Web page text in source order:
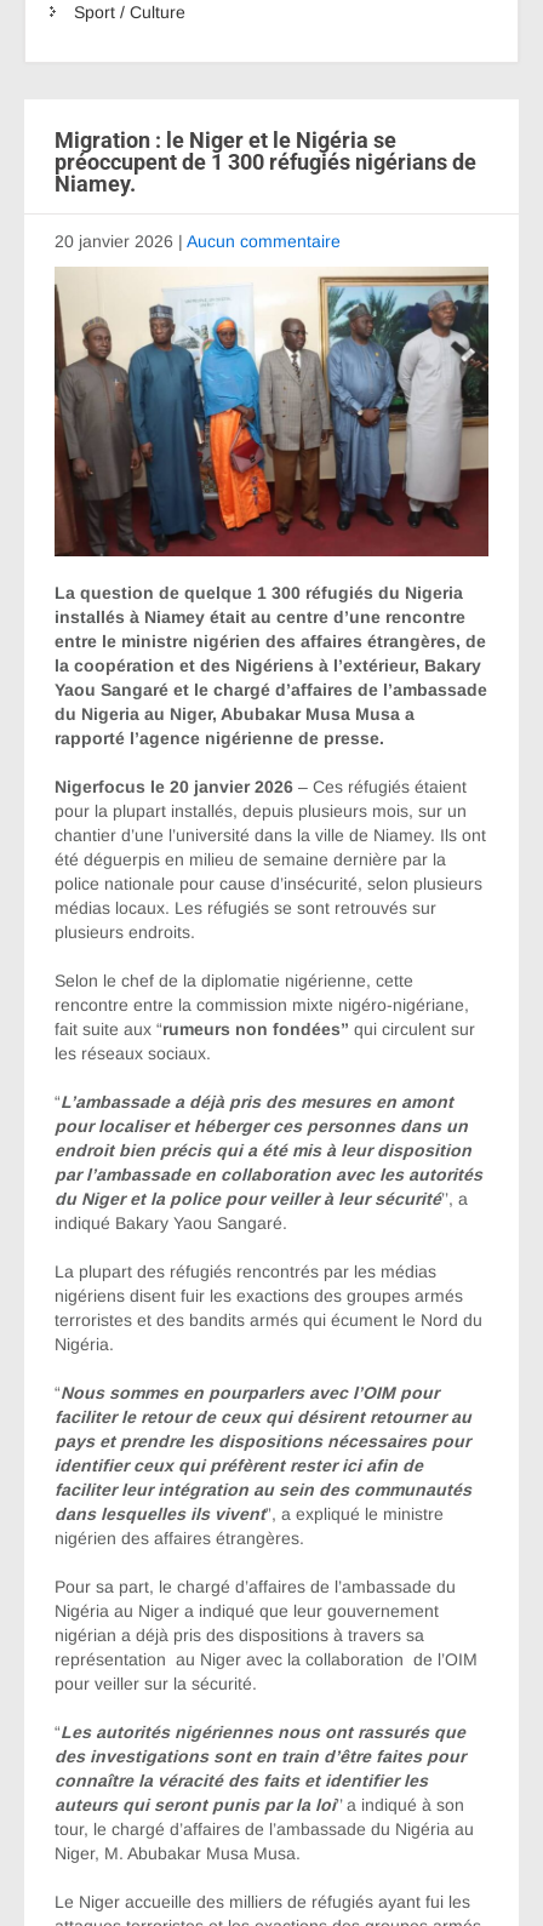
Sport / Culture
Migration : le Niger et le Nigéria se
préoccupent de 1 300 réfugiés nigérians de
Niamey.
20 janvier 2026 | Aucun commentaire
La question de quelque 1 300 réfugiés du Nigeria
installés à Niamey était au centre d’une rencontre
entre le ministre nigérien des affaires étrangères, de
la coopération et des Nigériens à l’extérieur, Bakary
Yaou Sangaré et le chargé d’affaires de l’ambassade
du Nigeria au Niger, Abubakar Musa Musa a
rapporté l’agence nigérienne de presse.
Nigerfocus le 20 janvier 2026 – Ces réfugiés étaient
pour la plupart installés, depuis plusieurs mois, sur un
chantier d’une l’université dans la ville de Niamey. Ils ont
été déguerpis en milieu de semaine dernière par la
police nationale pour cause d’insécurité, selon plusieurs
médias locaux. Les réfugiés se sont retrouvés sur
plusieurs endroits.
Selon le chef de la diplomatie nigérienne, cette
rencontre entre la commission mixte nigéro-nigériane,
fait suite aux “rumeurs non fondées” qui circulent sur
les réseaux sociaux.
“L’ambassade a déjà pris des mesures en amont
pour localiser et héberger ces personnes dans un
endroit bien précis qui a été mis à leur disposition
par l’ambassade en collaboration avec les autorités
du Niger et la police pour veiller à leur sécurité’’, a
indiqué Bakary Yaou Sangaré.
La plupart des réfugiés rencontrés par les médias
nigériens disent fuir les exactions des groupes armés
terroristes et des bandits armés qui écument le Nord du
Nigéria.
“Nous sommes en pourparlers avec l’OIM pour
faciliter le retour de ceux qui désirent retourner au
pays et prendre les dispositions nécessaires pour
identifier ceux qui préfèrent rester ici afin de
faciliter leur intégration au sein des communautés
dans lesquelles ils vivent”, a expliqué le ministre
nigérien des affaires étrangères.
Pour sa part, le chargé d’affaires de l’ambassade du
Nigéria au Niger a indiqué que leur gouvernement
nigérian a déjà pris des dispositions à travers sa
représentation au Niger avec la collaboration de l’OIM
pour veiller sur la sécurité.
“Les autorités nigériennes nous ont rassurés que
des investigations sont en train d’être faites pour
connaître la véracité des faits et identifier les
auteurs qui seront punis par la loi’’ a indiqué à son
tour, le chargé d’affaires de l’ambassade du Nigéria au
Niger, M. Abubakar Musa Musa.
Le Niger accueille des milliers de réfugiés ayant fui les